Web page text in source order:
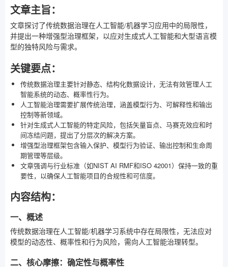
文章主旨：
文章探讨了传统数据治理在人工智能/机器学习应用中的局限性，
并提出一种增强型治理框架，以应对生成式人工智能和大型语言模
型的独特风险与需求。
关键要点：
传统数据治理主要针对静态、结构化数据设计，无法有效管理人工
智能系统的动态、概率性行为。
人工智能治理需要扩展传统治理，涵盖模型行为、可解释性和输出
控制等新领域。
针对生成式人工智能的特定风险，包括矢量盲点、马赛克效应和时
间冻结问题，提出了分层次的解决方案。
增强型治理框架包含输入保护、模型行为验证、输出控制和生命周
期管理等层级。
文章强调与行业标准（如NIST AI RMF和ISO 42001）保持一致的重
要性，以确保人工智能项目的合规性和可信度。
内容结构：
一、概述
传统数据治理在人工智能/机器学习系统中存在局限性，无法应对
模型的动态性、概率性和行为风险，需向人工智能治理转型。
二、核心摩擦：确定性与概率性